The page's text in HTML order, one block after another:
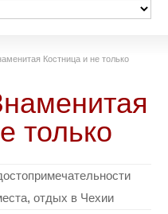
Костница и не только
только
,отдых в Чехии